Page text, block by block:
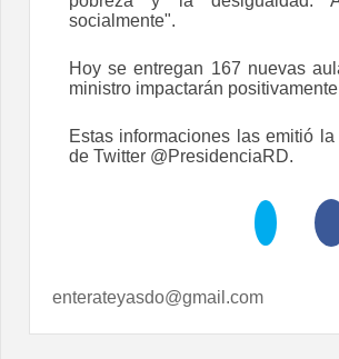
socialmente".
Hoy se entregan 167 nuevas
ministro impactarán
Estas informaciones las emitió
de Twitter @PresidenciaRD.
enterateyasdo@gmail.com